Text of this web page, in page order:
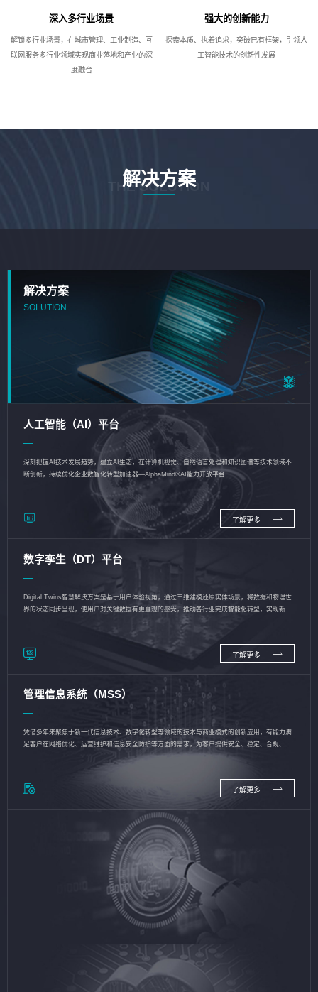
深入多行业场景
解锁多行业场景，在城市管理、工业制造、互
联网服务多行业领域实现商业落地和产业的深
度融合
强大的创新能力
探索本质、执着追求，突破已有框架，引领人
工智能技术的创新性发展
解决方案
THE SOLUTION
解决方案
SOLUTION
人工智能（AI）平台
深刻把握AI技术发展趋势，建立AI生态，在计算机视觉、自然语言处理和知识图谱等技术领域不
断创新，持续优化企业数智化转型加速器—AlphaMind®AI能力开放平台
了解更多
数字孪生（DT）平台
Digital Twins智慧解决方案是基于用户体验视角，通过三维建模还原实体场景，将数据和物理世
界的状态同步呈现，使用户对关键数据有更直观的感受，推动各行业完成智能化转型，实现新旧
了解更多
管理信息系统（MSS）
凭借多年来聚焦于新一代信息技术、数字化转型等领域的技术与商业模式的创新应用，有能力满
足客户在网络优化、运营维护和信息安全防护等方面的需求，为客户提供安全、稳定、合规、持
了解更多